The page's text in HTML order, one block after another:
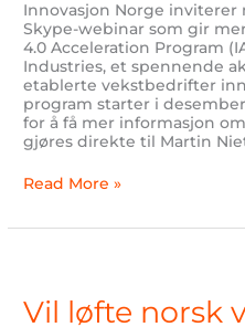
Innovasjon Norge
Skype-webinar som gir
4.0 Acceleration Program
Industries, et spennende
etablerte vekstbedrifter
program starter i
for å få mer informasjon
gjøres direkte til Martin
Read More »
Vil løfte norsk
norsk
vannbransje